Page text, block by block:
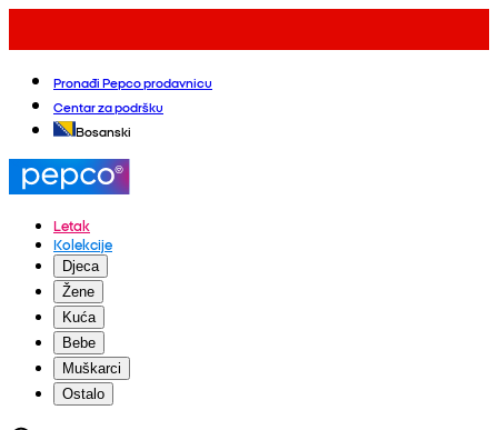
Pronađi Pepco prodavnicu
Centar za podršku
Bosanski
Letak
Kolekcije
Djeca
Žene
Kuća
Bebe
Muškarci
Ostalo